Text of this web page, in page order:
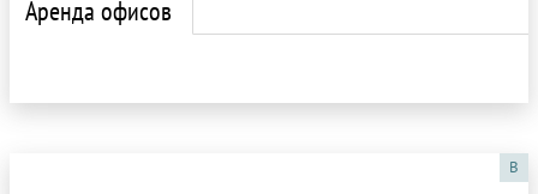
Аренда офисов
B